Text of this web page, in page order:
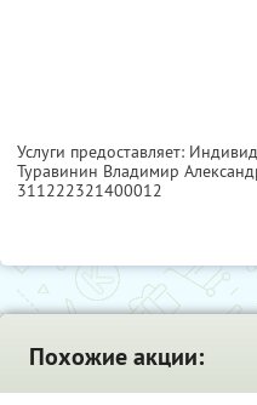
Услуги предоставляет:
Туравинин Владимир
311222321400012
Похожие акции: